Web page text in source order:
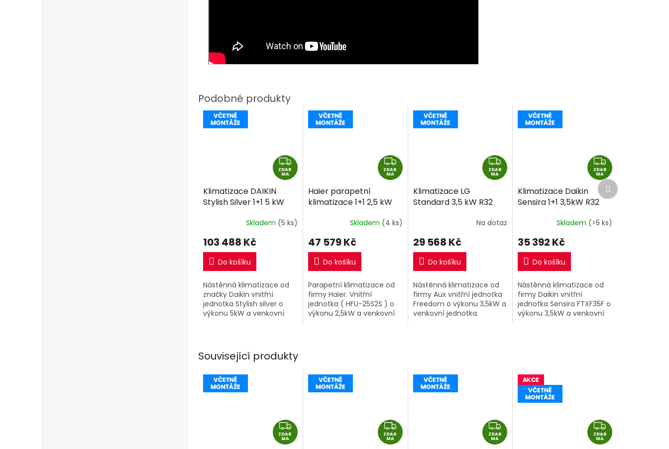
Související produkty
Z
D
ZDAR
MA
Z
D
ZDAR
MA
Z
D
ZDAR
MA
Z
D
ZDAR
MA
Z
D
A
ZDAR
MA
Klimatizace DAIKIN
Stylish Silver 1+1 5 kW
Skladem (5 ks)
103 488 Kč
Do košíku
Nástěnná klimatizace od
značky Daikin vnitřní
jednotka Stylish silver o
výkonu 5kW a venkovní
Z
D
A
ZDAR
MA
Haier parapetní
klimatizace 1+1 2,5 kW
Skladem (4 ks)
47 579 Kč
Do košíku
Parapetní klimatizace od
firmy Haier. Vnitřní
jednotka ( HFU-25S2S ) o
výkonu 2,5kW a venkovní
Z
D
A
ZDAR
MA
Klimatizace LG
Standard 3,5 kW R32
Na dotaz
29 568 Kč
Do košíku
Nástěnná klimatizace od
firmy Aux vnitřní jednotka
Freedom o výkonu 3,5kW a
venkovní jednotka.
Z
D
A
R
A
ZDAR
MA
Klimatizace Daikin
Sensira 1+1 3,5kW R32
Skladem (>5 ks)
35 392 Kč
Do košíku
Nástěnná klimatizace od
firmy Daikin vnitřní
jednotka Sensira FTXF35F o
výkonu 3,5kW a venkovní
Další
produkt